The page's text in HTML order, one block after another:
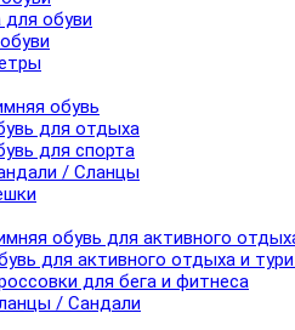
обуви
обувь
для отдыха
для спорта
/ Сланцы
обувь для активного
для активного отдыха и
для бега и фитнеса
/ Сандали